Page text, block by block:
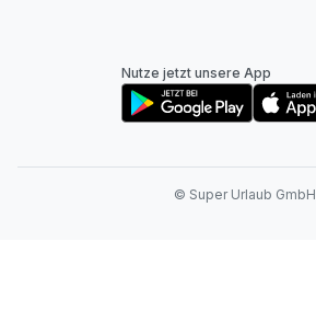
Nutze jetzt unsere App
© Super Urlaub GmbH